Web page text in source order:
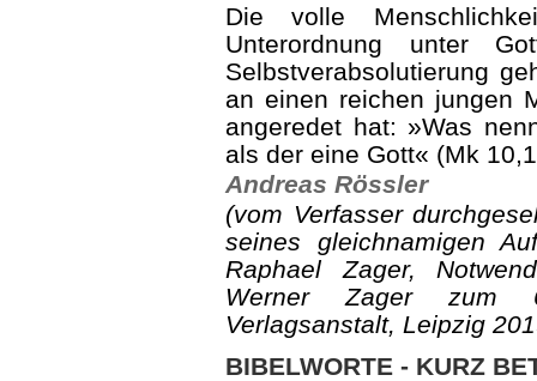
Die volle
Unterordnung unter
Selbstverabsolutierung
an einen reichen jungen
angeredet hat: »Was
als der eine Gott« (Mk
Andreas Rössler
(vom Verfasser
seines gleichnamigen
Raphael Zager,
Werner Zager zum
Verlagsanstalt, Leipzig
BIBELWORTE - KURZ